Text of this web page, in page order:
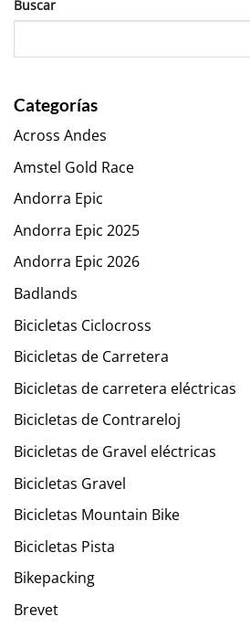
Buscar
Categorías
Across Andes
Amstel Gold Race
Andorra Epic
Andorra Epic 2025
Andorra Epic 2026
Badlands
Bicicletas Ciclocross
Bicicletas de Carretera
Bicicletas de carretera eléctricas
Bicicletas de Contrareloj
Bicicletas de Gravel eléctricas
Bicicletas Gravel
Bicicletas Mountain Bike
Bicicletas Pista
Bikepacking
Brevet